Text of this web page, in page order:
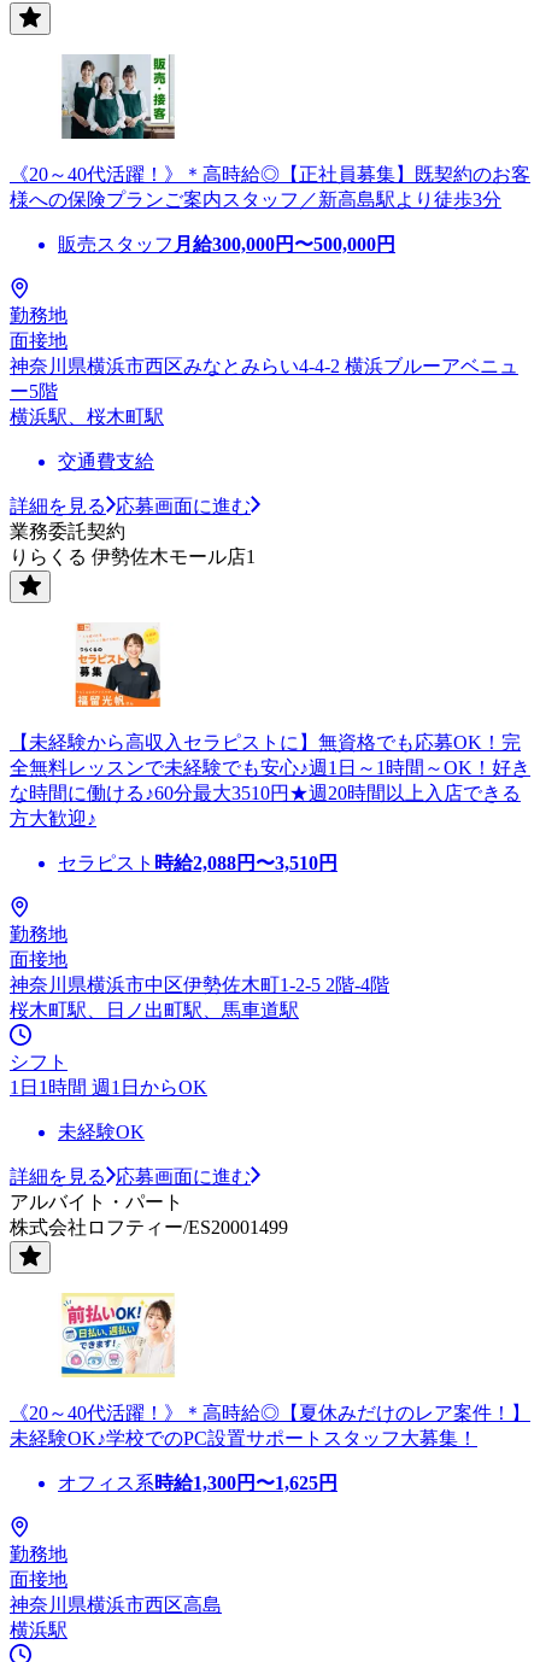
《20～40代活躍！》＊高時給◎【正社員募集】既契約のお客
様への保険プランご案内スタッフ／新高島駅より徒歩3分
販売スタッフ 月給300,000円〜500,000円
勤務地
面接地
神奈川県横浜市西区みなとみらい4-4-2 横浜ブルーアベニュ
ー5階
横浜駅、桜木町駅
交通費支給
詳細を見る
応募画面に進む
業務委託契約
りらくる 伊勢佐木モール店1
【未経験から高収入セラピストに】無資格でも応募OK！完
全無料レッスンで未経験でも安心♪週1日～1時間～OK！好き
な時間に働ける♪60分最大3510円★週20時間以上入店できる
方大歓迎♪
セラピスト 時給2,088円〜3,510円
勤務地
面接地
神奈川県横浜市中区伊勢佐木町1-2-5 2階-4階
桜木町駅、日ノ出町駅、馬車道駅
シフト
1日1時間 週1日からOK
未経験OK
詳細を見る
応募画面に進む
アルバイト・パート
株式会社ロフティー/ES20001499
《20～40代活躍！》＊高時給◎【夏休みだけのレア案件！】
未経験OK♪学校でのPC設置サポートスタッフ大募集！
オフィス系時給1,300円〜1,625円
勤務地
面接地
神奈川県横浜市西区高島
横浜駅